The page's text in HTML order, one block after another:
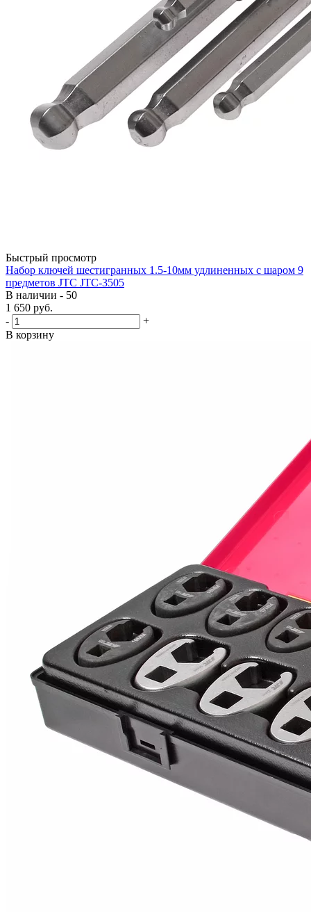
Быстрый просмотр
Набор ключей шестигранных 1.5-10мм удлиненных с шаром 9
предметов JTC JTC-3505
В наличии - 50
1 650 руб.
-
+
В корзину